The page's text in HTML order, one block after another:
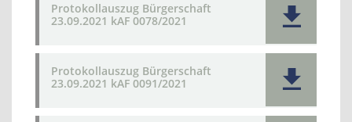
Protokollauszug Bürgerschaft
23.09.2021 kAF 0078/2021
Protokollauszug Bürgerschaft
23.09.2021 kAF 0091/2021